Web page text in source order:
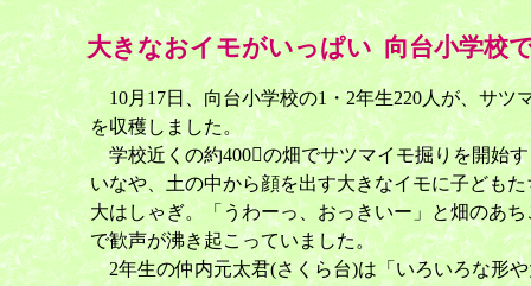
大きなおイモがいっぱい 向台小学校
10月17日、向台小学校の1・2年生220人が、サツ
を収穫しました。
学校近くの約400の畑でサツマイモ掘りを開始
いなや、土の中から顔を出す大きなイモに子どもた
大はしゃぎ。「うわーっ、おっきいー」と畑のあち
で歓声が沸き起こっていました。
2年生の仲内元太君(さくら台)は「いろいろな形や